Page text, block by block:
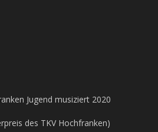
Jugend musiziert 2020
des TKV Hochfranken)